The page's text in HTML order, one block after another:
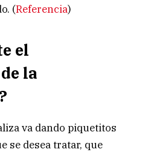
(Referencia)
el
la
va dando piquetitos
se desea tratar, que